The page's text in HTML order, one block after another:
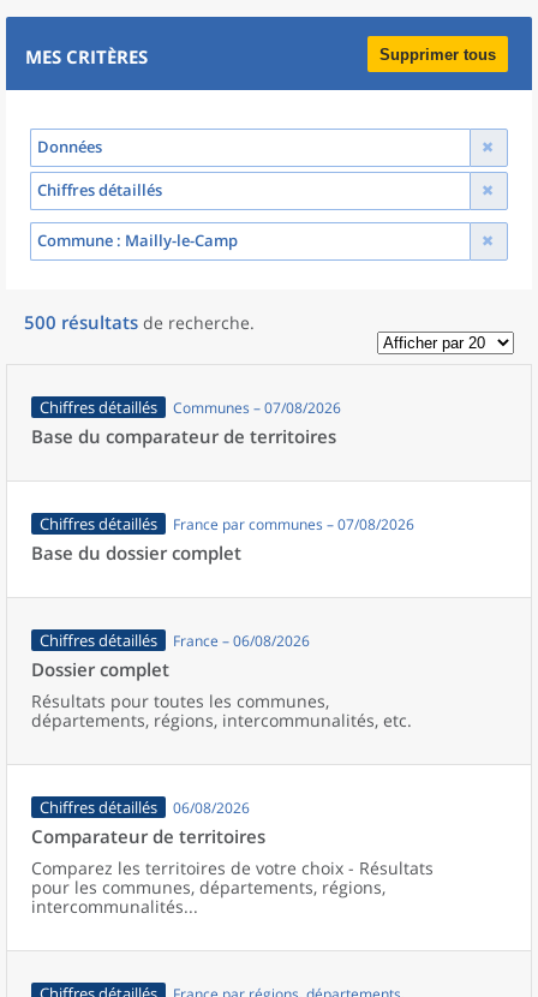
MES CRITÈRES Supprimer tous
Données
Chiffres détaillés
Commune : Mailly-le-Camp
500 résultats de recherche.
Chiffres détaillés Communes – 07/08/2026
Base du comparateur de territoires
Chiffres détaillés France par communes – 07/08/2026
Base du dossier complet
Chiffres détaillés France – 06/08/2026
Dossier complet
Résultats pour toutes les communes,
départements, régions, intercommunalités, etc.
Chiffres détaillés 06/08/2026
Comparateur de territoires
Comparez les territoires de votre choix - Résultats
pour les communes, départements, régions,
intercommunalités...